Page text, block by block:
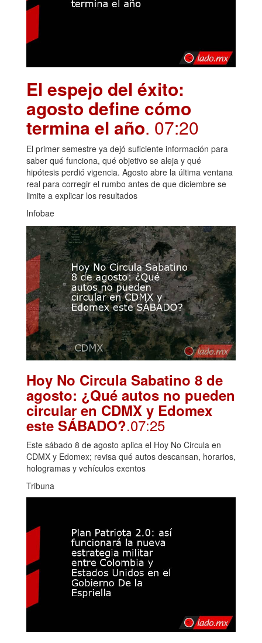
El espejo del éxito:
agosto define cómo
termina el año. 07:20
El primer semestre ya dejó suficiente información para
saber qué funciona, qué objetivo se aleja y qué
hipótesis perdió vigencia. Agosto abre la última ventana
real para corregir el rumbo antes de que diciembre se
limite a explicar los resultados
Infobae
Hoy No Circula Sabatino 8 de
agosto: ¿Qué autos no pueden
circular en CDMX y Edomex
este SÁBADO?.07:25
Este sábado 8 de agosto aplica el Hoy No Circula en
CDMX y Edomex; revisa qué autos descansan, horarios,
hologramas y vehículos exentos
Tribuna